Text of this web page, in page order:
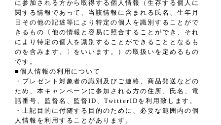
に参加される方から取得する個人情報（生存する個人に
関する情報であって、当該情報に含まれる氏名、生年月
日その他の記述等により特定の個人を識別することがで
きるもの〔他の情報と容易に照合することができ、それ
により特定の個人を識別することができることとなるも
のを含みます。〕をいいます。）の取扱いを定めるもの
です。
■個人情報の利用について
・プレゼント対象者の識別及びご連絡、商品発送などの
ため、本キャンペーンに参加される方の住所、氏名、電
話番号、監督名、監督ID、TwitterIDを利用致します。
・上記目的に付随する目的のために、必要な範囲内の個
人情報を利用することがあります。